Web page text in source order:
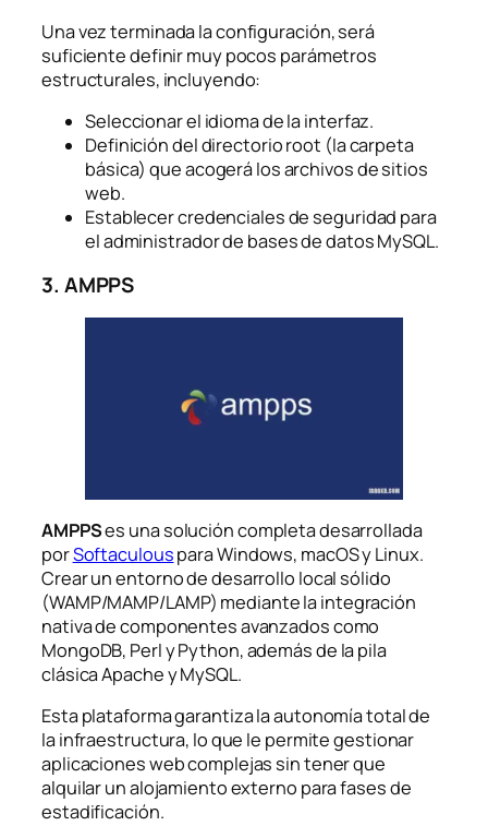
Una vez terminada la configuración, será
suficiente definir muy pocos parámetros
estructurales, incluyendo:
Seleccionar el idioma de la interfaz.
Definición del directorioroot (la carpeta
básica) que acogerá los archivos de sitios
web.
Establecer credenciales de seguridad para
el administrador de bases de datos MySQL.
3. AMPPS
AMPPSes una solución completa desarrollada
porSoftaculouspara Windows, macOS y Linux.
Crear un entorno de desarrollo local sólido
(WAMP/MAMP/LAMP) mediante la integración
nativa de componentes avanzados como
MongoDB, Perl y Python, además de la pila
clásica Apache y MySQL.
Esta plataforma garantiza la autonomía total de
la infraestructura, lo que le permite gestionar
aplicaciones web complejas sin tener que
alquilar un alojamiento externo para fases de
estadificación.